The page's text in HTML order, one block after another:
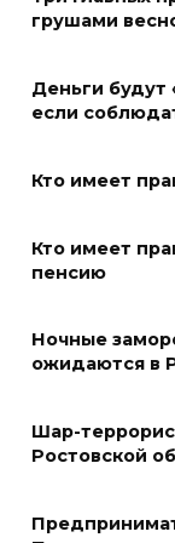
В
отключат
капремонта
07 августа
07 августа 2026
Ростовской
водителей
грушами
Деньги будут
если
Кто имеет
Кто имеет
пенсию
Ночные
ожидаются в
Шар-
Ростовской